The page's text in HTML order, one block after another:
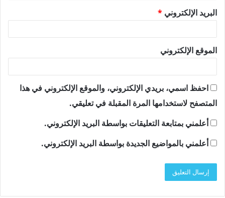
البريد الإلكتروني *
الموقع الإلكتروني
احفظ اسمي، بريدي الإلكتروني، والموقع الإلكتروني في هذا
المتصفح لاستخدامها المرة المقبلة في تعليقي.
أعلمني بمتابعة التعليقات بواسطة البريد الإلكتروني.
أعلمني بالمواضيع الجديدة بواسطة البريد الإلكتروني.